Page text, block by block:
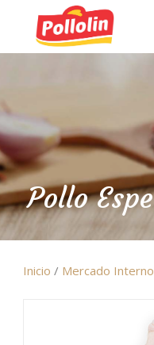
Pollo
Inicio / Mercado Interno